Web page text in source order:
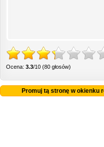
Ocena: 3.3/10 (80 głosów)
Promuj tą stronę w okienku